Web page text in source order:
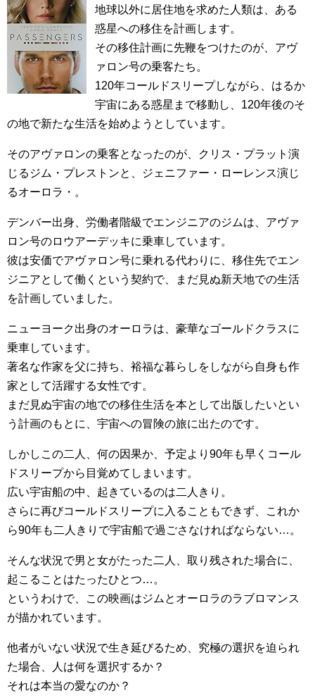
地球以外に居住地を求めた人類は、ある
惑星への移住を計画します。
その移住計画に先鞭をつけたのが、アヴ
ァロン号の乗客たち。
120年コールドスリープしながら、はるか
宇宙にある惑星まで移動し、120年後のそ
の地で新たな生活を始めようとしています。
そのアヴァロンの乗客となったのが、クリス・プラット演
じるジム・プレストンと、ジェニファー・ローレンス演じ
るオーロラ・。
デンバー出身、労働者階級でエンジニアのジムは、アヴァ
ロン号のロウアーデッキに乗車しています。
彼は安価でアヴァロン号に乗れる代わりに、移住先でエン
ジニアとして働くという契約で、まだ見ぬ新天地での生活
を計画していました。
ニューヨーク出身のオーロラは、豪華なゴールドクラスに
乗車しています。
著名な作家を父に持ち、裕福な暮らしをしながら自身も作
家として活躍する女性です。
まだ見ぬ宇宙の地での移住生活を本として出版したいとい
う計画のもとに、宇宙への冒険の旅に出たのです。
しかしこの二人、何の因果か、予定より90年も早くコール
ドスリープから目覚めてしまいます。
広い宇宙船の中、起きているのは二人きり。
さらに再びコールドスリープに入ることもできず、これか
ら90年も二人きりで宇宙船で過ごさなければならない…。
そんな状況で男と女がたった二人、取り残された場合に、
起こることはたったひとつ…。
というわけで、この映画はジムとオーロラのラブロマンス
が描かれています。
他者がいない状況で生き延びるため、究極の選択を迫られ
た場合、人は何を選択するか？
それは本当の愛なのか？